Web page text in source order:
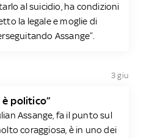
al suicidio, ha condizioni
la legale e moglie di
Assange”.
3 giu
è politico”
Assange, fa il punto sul
coraggiosa, è in uno dei